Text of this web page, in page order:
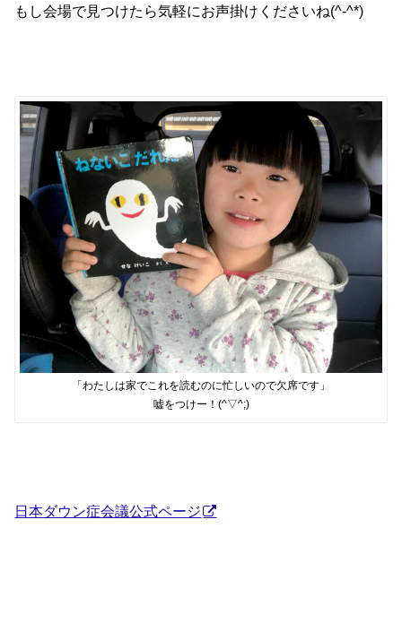
もし会場で見つけたら気軽にお声掛けくださいね(^-^*)
「わたしは家でこれを読むのに忙しいので欠席です」
嘘をつけー！(^▽^;)
日本ダウン症会議公式ページ